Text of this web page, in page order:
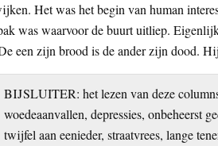
Het was het begin van human
was waarvoor de buurt uitliep.
een zijn brood is de ander zijn dood.
BIJSLUITER: het lezen van deze
woedeaanvallen, depressies, onbeheerst
twijfel aan eenieder, straatvrees, lange